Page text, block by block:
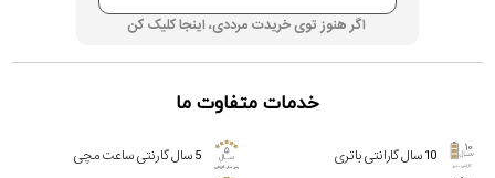
اگر هنوز توی خریدت مرددی، اینجا کلیک کن
خدمات متفاوت ما
10 سال گارانتی باتری
5 سال گارنتی ساعت مچی